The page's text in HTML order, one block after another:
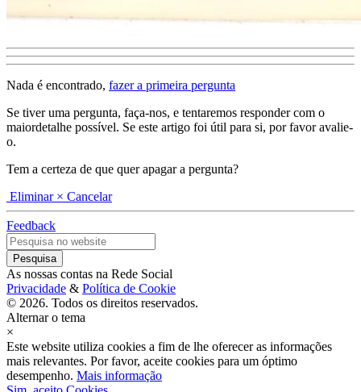
Nada é encontrado, fazer a primeira pergunta
Se tiver uma pergunta, faça-nos, e tentaremos responder com o
maiordetalhe possível. Se este artigo foi útil para si, por favor avalie-
o.
Tem a certeza de que quer apagar a pergunta?
Eliminar × Cancelar
Feedback
As nossas contas na Rede Social
Privacidade & Política de Cookie
© 2026. Todos os direitos reservados.
Alternar o tema
×
Este website utiliza cookies a fim de lhe oferecer as informações
mais relevantes. Por favor, aceite cookies para um óptimo
desempenho. Mais informação